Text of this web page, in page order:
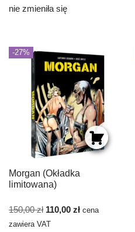
nie zmieniła się
-27%
Morgan (Okładka
limitowana)
150,00zł 110,00 zł cena
zawiera VAT